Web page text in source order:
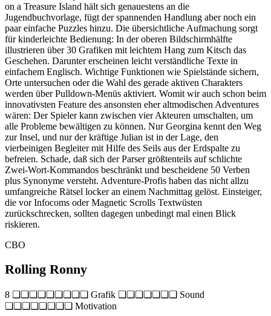
on a Treasure Island hält sich genauestens an die
Jugendbuchvorlage, fügt der spannenden Handlung aber noch ein
paar einfache Puzzles hinzu. Die übersichtliche Aufmachung sorgt
für kinderleichte Bedienung: In der oberen Bildschirmhälfte
illustrieren über 30 Grafiken mit leichtem Hang zum Kitsch das
Geschehen. Darunter erscheinen leicht verständliche Texte in
einfachem Englisch. Wichtige Funktionen wie Spielstände sichern,
Orte untersuchen oder die Wahl des gerade aktiven Charakters
werden über Pulldown-Menüs aktiviert. Womit wir auch schon beim
innovativsten Feature des ansonsten eher altmodischen Adventures
wären: Der Spieler kann zwischen vier Akteuren umschalten, um
alle Probleme bewältigen zu können. Nur Georgina kennt den Weg
zur Insel, und nur der kräftige Julian ist in der Lage, den
vierbeinigen Begleiter mit Hilfe des Seils aus der Erdspalte zu
befreien. Schade, daß sich der Parser größtenteils auf schlichte
Zwei-Wort-Kommandos beschränkt und bescheidene 50 Verben
plus Synonyme versteht. Adventure-Profis haben das nicht allzu
umfangreiche Rätsel locker an einem Nachmittag gelöst. Einsteiger,
die vor Infocoms oder Magnetic Scrolls Textwüsten
zurückschrecken, sollten dagegen unbedingt mal einen Blick
riskieren.
CBO
Rolling Ronny
8 ❏❏❏❏❏❏❏❏❏ Grafik ❏❏❏❏❏❏❏ Sound
❏❏❏❏❏❏❏❏ Motivation